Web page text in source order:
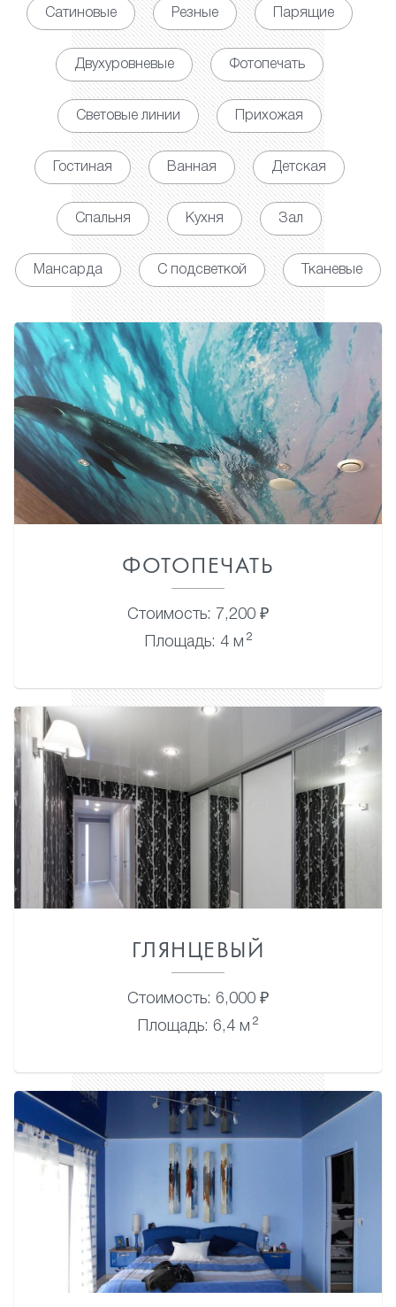
Сатиновые Резные Парящие
Двухуровневые Фотопечать
Световые линии Прихожая
Гостиная Ванная Детская
Спальня Кухня Зал
Мансарда С подсветкой Тканевые
ФОТОПЕЧАТЬ
Стоимость: 7,200 ₽
Площадь: 4 м 2
ГЛЯНЦЕВЫЙ
Стоимость: 6,000 ₽
Площадь: 6,4 м 2